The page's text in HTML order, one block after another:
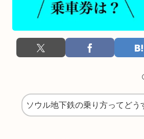
ソウル地下鉄の乗り方ってどう